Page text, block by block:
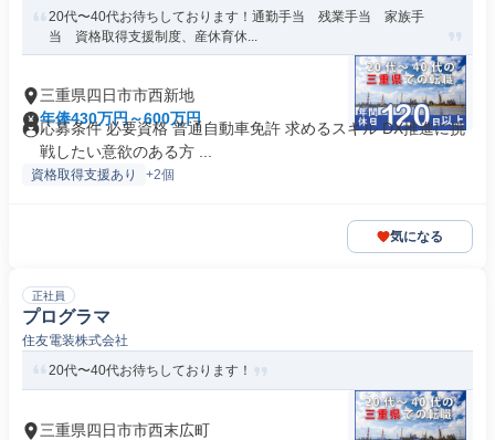
20代〜40代お待ちしております！通勤手当 残業手当 家族手
当 資格取得支援制度、産休育休...
三重県四日市市西新地
年俸430万円～600万円
応募条件 必要資格 普通自動車免許 求めるスキル DX推進に挑
戦したい意欲のある方 ...
資格取得支援あり +2個
気になる
正社員
プログラマ
住友電装株式会社
20代〜40代お待ちしております！
三重県四日市市西末広町